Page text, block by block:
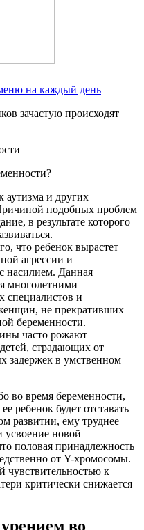
на каждый день
зачастую происходят
аутизма и других
подобных проблем
в результате которого
что ребенок вырастет
агрессии и
насилием. Данная
многолетними
специалистов и
не прекративших
беременности.
часто рожают
страдающих от
задержек в умственном
во время беременности,
ребенок будет отставать
развитии, ему труднее
усвоение новой
половая принадлежность
от Y-хромосомы.
чувствительностью к
критически снижается
во